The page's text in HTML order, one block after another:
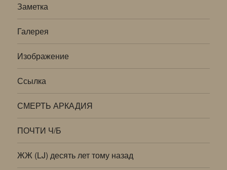
Заметка
Галерея
Изображение
Ссылка
СМЕРТЬ АРКАДИЯ
ПОЧТИ Ч/Б
ЖЖ (LJ) десять лет тому назад